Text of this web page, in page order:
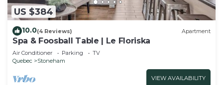
US $384
10.0(4 Reviews) Apartment
Spa & Foosball Table | Le Floriska
Air Conditioner Parking
TV
Quebec
Stoneham
VIEW AVAILABILITY